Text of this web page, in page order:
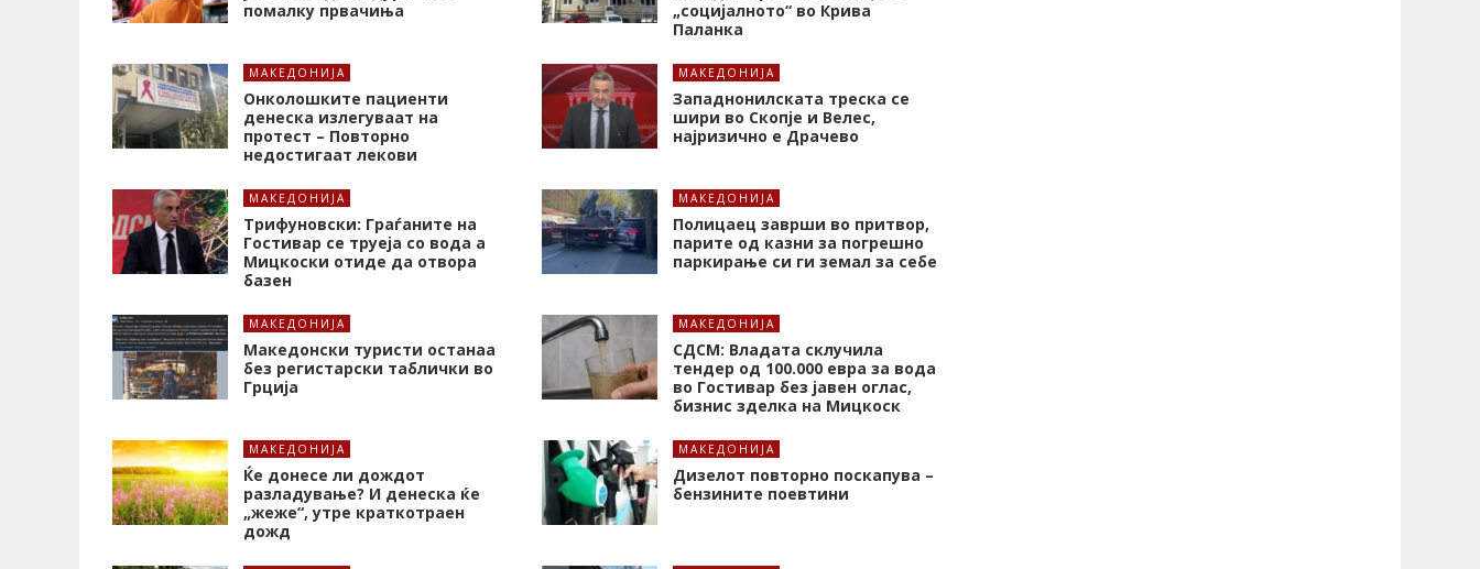
помалку првачиња
„социјалното“ во Крива
Паланка
МАКЕДОНИЈА
Онколошките пациенти
денеска излегуваат на
протест – Повторно
недостигаат лекови
МАКЕДОНИЈА
Западнонилската треска се
шири во Скопје и Велес,
најризично е Драчево
МАКЕДОНИЈА
Трифуновски: Граѓаните на
Гостивар се труеја со вода а
Мицкоски отиде да отвора
базен
МАКЕДОНИЈА
Полицаец заврши во притвор,
парите од казни за погрешно
паркирање си ги земал за себе
МАКЕДОНИЈА
Македонски туристи останаа
без регистарски таблички во
Грција
МАКЕДОНИЈА
СДСМ: Владата склучила
тендер од 100.000 евра за вода
во Гостивар без јавен оглас,
бизнис зделка на Мицкоск
МАКЕДОНИЈА
Ќе донесе ли дождот
разладување? И денеска ќе
„жеже“, утре краткотраен
дожд
МАКЕДОНИЈА
Дизелот повторно поскапува –
бензините поевтини